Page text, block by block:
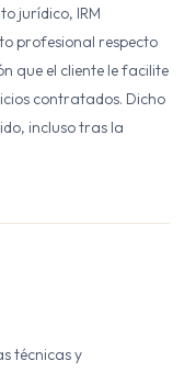
jurídico, IRM
profesional respecto
que el cliente le facilite
contratados. Dicho
incluso tras la
técnicas y